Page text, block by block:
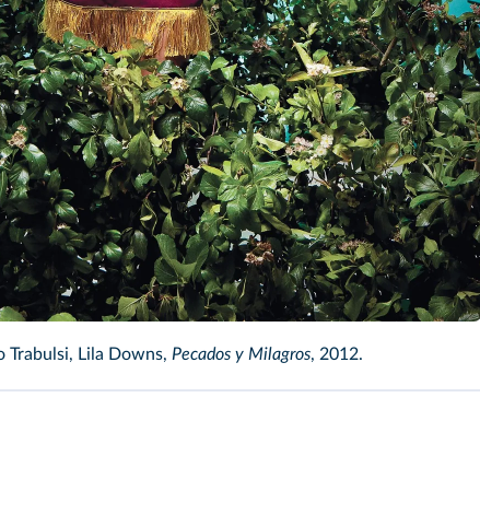
y Milagros
Trabulsi, Lila Downs, Pecados y Milagros, 2012.